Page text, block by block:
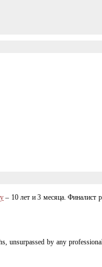
– 10 лет и 3 месяца. Финалист
unsurpassed by any